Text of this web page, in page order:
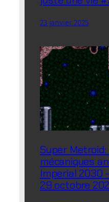
23 janvier 2025
Super
mécaniques
Imperial 2030
29 octobre